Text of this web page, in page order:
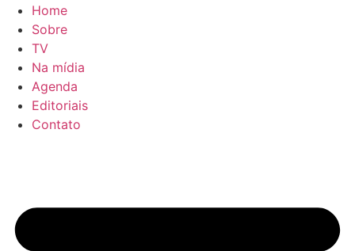
Home
Sobre
TV
Na mídia
Agenda
Editoriais
Contato